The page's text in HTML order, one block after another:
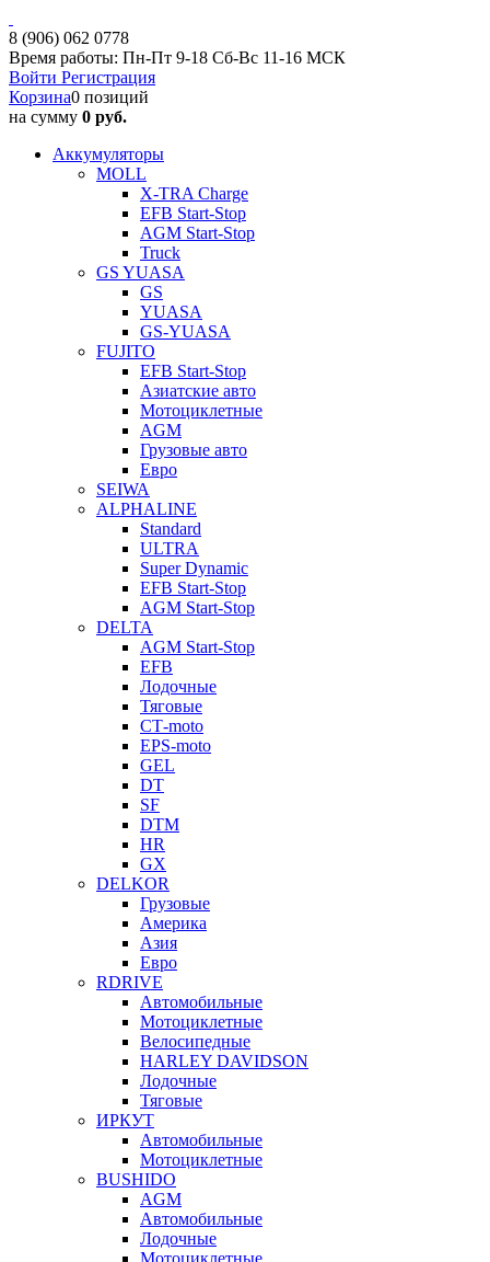
8 (906) 062 0778
Время работы: Пн-Пт 9-18 Сб-Вс 11-16 МСК
Войти Регистрация
Корзина0 позиций
на сумму 0 руб.
Аккумуляторы
MOLL
X-TRA Charge
EFB Start-Stop
AGM Start-Stop
Truck
GS YUASA
GS
YUASA
GS-YUASA
FUJITO
EFB Start-Stop
Азиатские авто
Мотоциклетные
AGM
Грузовые авто
Евро
SEIWA
ALPHALINE
Standard
ULTRA
Super Dynamic
EFB Start-Stop
AGM Start-Stop
DELTA
AGM Start-Stop
EFB
Лодочные
Тяговые
СТ-moto
EPS-moto
GEL
DT
SF
DTM
HR
GX
DELKOR
Грузовые
Америка
Азия
Евро
RDRIVE
Автомобильные
Мотоциклетные
Велосипедные
HARLEY DAVIDSON
Лодочные
Тяговые
ИРКУТ
Автомобильные
Мотоциклетные
BUSHIDO
AGM
Автомобильные
Лодочные
Мотоциклетные